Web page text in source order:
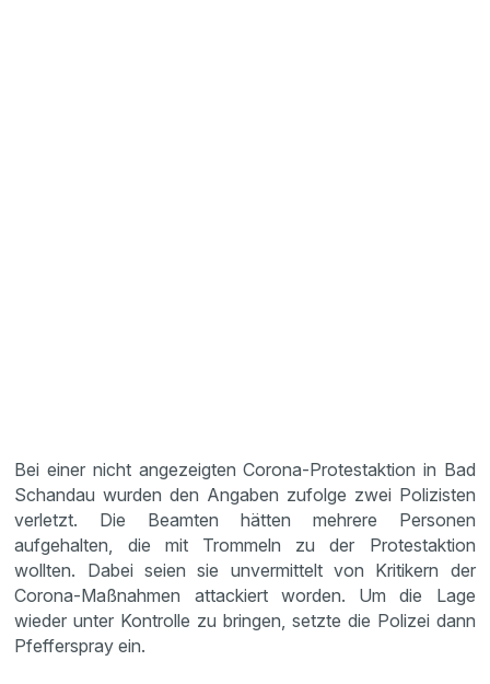
Bei einer nicht angezeigten Corona-Protestaktion in Bad
Schandau wurden den Angaben zufolge zwei Polizisten
verletzt. Die Beamten hätten mehrere Personen
aufgehalten, die mit Trommeln zu der Protestaktion
wollten. Dabei seien sie unvermittelt von Kritikern der
Corona-Maßnahmen attackiert worden. Um die Lage
wieder unter Kontrolle zu bringen, setzte die Polizei dann
Pfefferspray ein.